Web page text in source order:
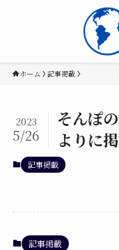
ホーム 記事掲載
そんぽ
よりに
2023
5/26
記事掲載
記事掲載